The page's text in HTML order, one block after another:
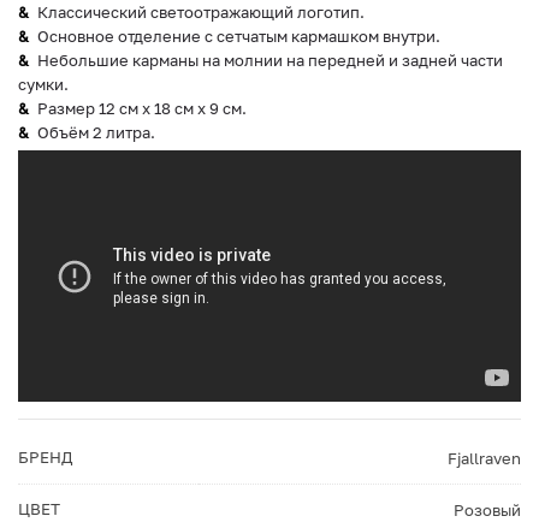
Классический светоотражающий логотип.
Основное отделение с сетчатым кармашком внутри.
Небольшие карманы на молнии на передней и задней части
сумки.
Размер 12 см x 18 см x 9 см.
Объём 2 литра.
БРЕНД Fjallraven
ЦВЕТ Розовый